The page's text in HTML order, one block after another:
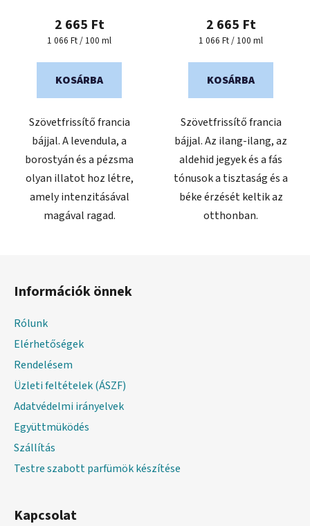
2 665 Ft
Egységár:
1 066 Ft / 100 ml
KOSÁRBA
Szövetfrissítő francia
bájjal. A levendula, a
borostyán és a pézsma
olyan illatot hoz létre,
amely intenzitásával
magával ragad.
2 665 Ft
Egységár:
1 066 Ft / 100 ml
KOSÁRBA
Szövetfrissítő francia
bájjal. Az ilang-ilang, az
aldehid jegyek és a fás
tónusok a tisztaság és a
béke érzését keltik az
otthonban.
Információk önnek
Rólunk
Elérhetőségek
Rendelésem
Üzleti feltételek (ÁSZF)
Adatvédelmi irányelvek
Együttmüködés
Szállítás
Testre szabott parfümök készítése
Kapcsolat